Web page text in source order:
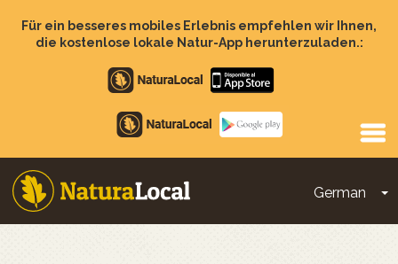
zumFür ein besseres mobiles Erlebnis empfehlen wir Ihnen,
die kostenlose lokale Natur-App herunterzuladen.:
Apple
store
Google
Play
German
Main